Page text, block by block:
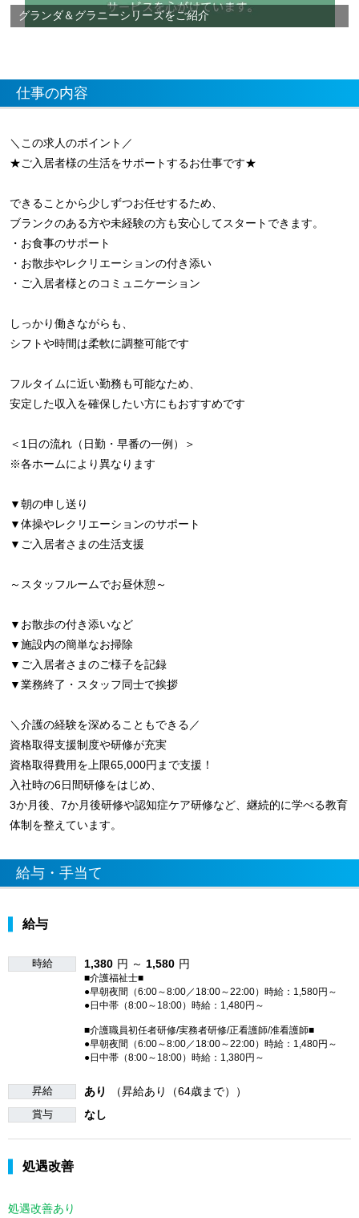
グランダ＆グラニーシリーズをご紹介
仕事の内容
＼この求人のポイント／
★ご入居者様の生活をサポートするお仕事です★
できることから少しずつお任せするため、
ブランクのある方や未経験の方も安心してスタートできます。
・お食事のサポート
・お散歩やレクリエーションの付き添い
・ご入居者様とのコミュニケーション
しっかり働きながらも、
シフトや時間は柔軟に調整可能です
フルタイムに近い勤務も可能なため、
安定した収入を確保したい方にもおすすめです
＜1日の流れ（日勤・早番の一例）＞
※各ホームにより異なります
▼朝の申し送り
▼体操やレクリエーションのサポート
▼ご入居者さまの生活支援
～スタッフルームでお昼休憩～
▼お散歩の付き添いなど
▼施設内の簡単なお掃除
▼ご入居者さまのご様子を記録
▼業務終了・スタッフ同士で挨拶
＼介護の経験を深めることもできる／
資格取得支援制度や研修が充実
資格取得費用を上限65,000円まで支援！
入社時の6日間研修をはじめ、
3か月後、7か月後研修や認知症ケア研修など、継続的に学べる教育
体制を整えています。
給与・手当て
給与
時給 1,380 円 ～ 1,580 円
■介護福祉士■
●早朝夜間（6:00～8:00／18:00～22:00）時給：1,580円～
●日中帯（8:00～18:00）時給：1,480円～
■介護職員初任者研修/実務者研修/正看護師/准看護師■
●早朝夜間（6:00～8:00／18:00～22:00）時給：1,480円～
●日中帯（8:00～18:00）時給：1,380円～
昇給 あり （昇給あり（64歳まで））
賞与 なし
処遇改善
処遇改善あり